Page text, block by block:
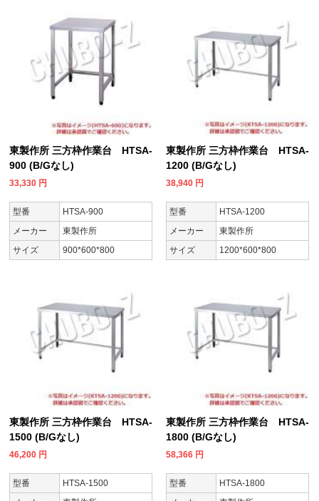
東製作所 三方枠作業台 HTSA-
900 (B/Gなし)
33,330 円
型番
HTSA-900
メーカー
東製作所
サイズ
900*600*800
東製作所 三方枠作業台 HTSA-
1200 (B/Gなし)
38,940 円
型番
HTSA-1200
メーカー
東製作所
サイズ
1200*600*800
東製作所 三方枠作業台 HTSA-
1500 (B/Gなし)
46,200 円
型番
HTSA-1500
東製作所 三方枠作業台 HTSA-
1800 (B/Gなし)
58,366 円
型番
HTSA-1800